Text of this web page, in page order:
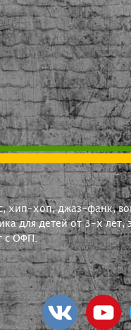
хип-хоп, джаз-фанк,
для детей от 3-х лет,
с ОФП.